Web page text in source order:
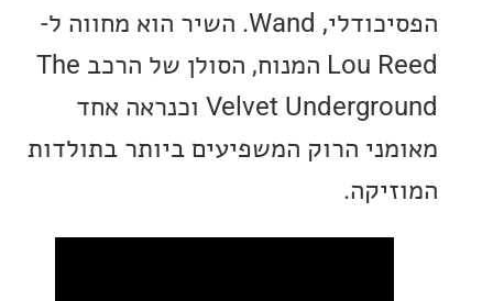
הפסיכודלי, Wand. השיר הוא מחווה ל-
Lou Reed המנוח, הסולן של הרכב The
Velvet Underground וכנראה אחד
הרוק המשפיעים ביותר בתולדות